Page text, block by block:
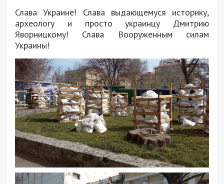
Слава Украине! Слава выдающемуся историку,
археологу и просто украинцу Дмитрию
Яворницкому! Слава Вооруженным силам
Украины!